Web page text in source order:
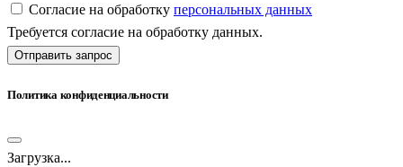
Согласие на обработку персональных данных
Требуется согласие на обработку данных.
Отправить запрос
Политика конфиденциальности
Загрузка...